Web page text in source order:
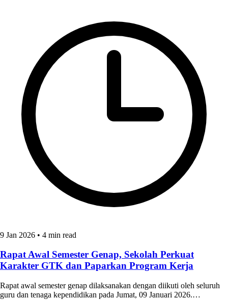
9 Jan 2026 • 4 min read
Rapat Awal Semester Genap, Sekolah Perkuat
Karakter GTK dan Paparkan Program Kerja
Rapat awal semester genap dilaksanakan dengan diikuti oleh seluruh
guru dan tenaga kependidikan pada Jumat, 09 Januari 2026.…